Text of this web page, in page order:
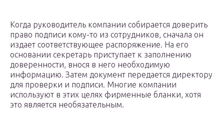
Когда руководитель компании собирается доверить
право подписи кому-то из сотрудников, сначала он
издает соответствующее распоряжение. На его
основании секретарь приступает к заполнению
доверенности, внося в него необходимую
информацию. Затем документ передается директору
для проверки и подписи. Многие компании
используют в этих целях фирменные бланки, хотя
это является необязательным.